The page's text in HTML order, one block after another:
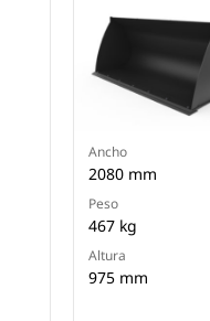
Ancho
2080 mm
Peso
467 kg
Altura
975 mm